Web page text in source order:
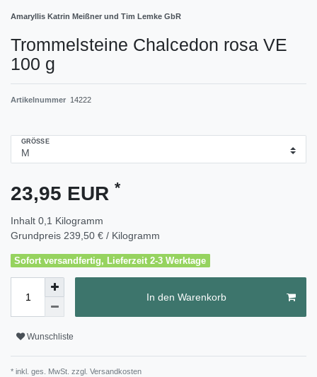
Amaryllis Katrin Meißner und Tim Lemke GbR
Trommelsteine Chalcedon rosa VE
100 g
Artikelnummer 14222
GRÖSSE
23,95 EUR *
Inhalt 0,1 Kilogramm
Grundpreis 239,50 € / Kilogramm
Sofort versandfertig, Lieferzeit 2-3 Werktage
In den Warenkorb
Wunschliste
* inkl. ges. MwSt. zzgl. Versandkosten